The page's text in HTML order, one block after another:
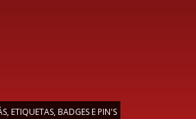
ETIQUETAS, BADGES E PIN'S